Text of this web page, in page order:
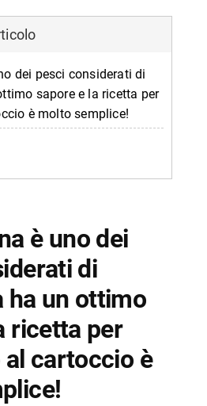
dei pesci considerati di
sapore e la ricetta per
è molto semplice!
è uno dei
di
ha un ottimo
ricetta per
cartoccio è